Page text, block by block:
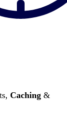
Caching &